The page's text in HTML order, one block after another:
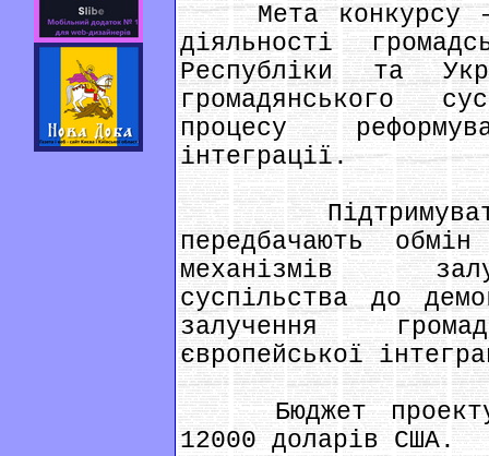
Мета конкурсу –
діяльності
Республіки та
громадянського
процесу
інтеграції.
передбачають
механізмів
суспільства до
залучення
європейської
Бюджет проекту
12000 доларів США.